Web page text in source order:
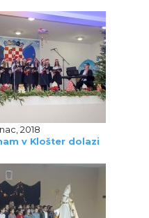
2018
v Klošter dolazi